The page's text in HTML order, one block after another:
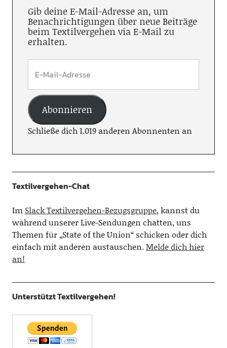
Gib deine E-Mail-Adresse an, um
Benachrichtigungen über neue Beiträge
beim Textilvergehen via E-Mail zu
erhalten.
Abonnieren
Schließe dich 1.019 anderen Abonnenten an
Textilvergehen-Chat
Im Slack Textilvergehen-Bezugsgruppe, kannst du
während unserer Live-Sendungen chatten, uns
Themen für „State of the Union“ schicken oder dich
einfach mit anderen austauschen.Melde dich hier
an!
Unterstützt Textilvergehen!